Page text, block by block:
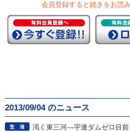
会員登録すると続きをお読
2013/09/04 のニュース
渇く東三河―宇連ダムゼロ目前